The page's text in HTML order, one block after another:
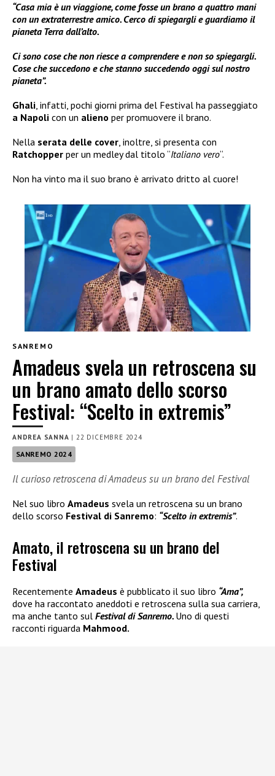
“Casa mia è un viaggione, come fosse un brano a quattro mani
con un extraterrestre amico. Cerco di spiegargli e guardiamo il
pianeta Terra dall’alto.
Ci sono cose che non riesce a comprendere e non so spiegargli.
Cose che succedono e che stanno succedendo oggi sul nostro
pianeta”.
Ghali, infatti, pochi giorni prima del Festival ha passeggiato
a Napoli con un alieno per promuovere il brano.
Nella serata delle cover, inoltre, si presenta con
Ratchopper per un medley dal titolo “Italiano vero“.
Non ha vinto ma il suo brano è arrivato dritto al cuore!
SANREMO
Amadeus svela un retroscena su
un brano amato dello scorso
Festival: “Scelto in extremis”
ANDREA SANNA |22 DICEMBRE 2024
SANREMO 2024
Il curioso retroscena di Amadeus su un brano del Festival
Nel suo libro Amadeus svela un retroscena su un brano
dello scorso Festival di Sanremo: “Scelto in extremis”.
Amato, il retroscena su un brano del
Festival
Recentemente Amadeus è pubblicato il suo libro “Ama”,
dove ha raccontato aneddoti e retroscena sulla sua carriera,
ma anche tanto sul Festival di Sanremo. Uno di questi
racconti riguarda Mahmood.